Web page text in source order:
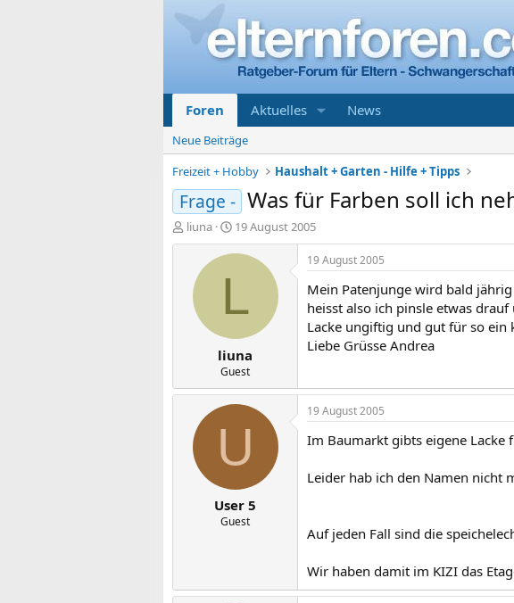
Foren Aktuelles News
Neue Beiträge
Freizeit + Hobby
Haushalt + Garten - Hilfe + Tipps
Frage - Was für Farben soll ich
E
r
liuna
E
r
s
l
t
a
m
19 August 2005
L
liuna
Guest
19 August 2005
Mein Patenjunge wird bald
heisst also ich pinsle etwas
Lacke ungiftig und gut für so ein
Liebe Grüsse Andrea
U
User 5
Guest
19 August 2005
Im Baumarkt gibts eigene Lacke
Leider hab ich den Namen nicht
Auf jeden Fall sind die
Wir haben damit im KIZI das